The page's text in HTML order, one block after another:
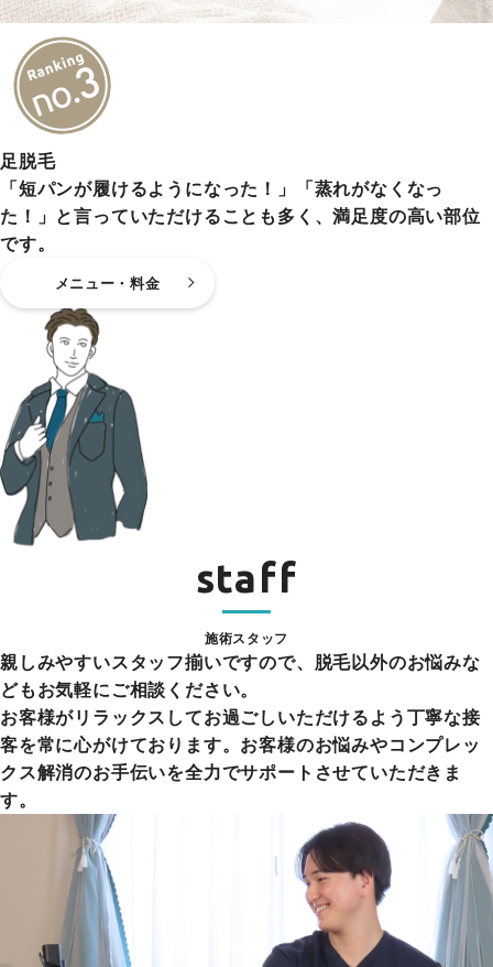
足脱毛
「短パンが履けるようになった！」「蒸れがなくなっ
た！」と言っていただけることも多く、満足度の高い部位
です。
メニュー・料金
staff
施術スタッフ
親しみやすいスタッフ揃いですので、脱毛以外のお悩みな
どもお気軽にご相談ください。
お客様がリラックスしてお過ごしいただけるよう丁寧な接
客を常に心がけております。お客様のお悩みやコンプレッ
クス解消のお手伝いを全力でサポートさせていただきま
す。